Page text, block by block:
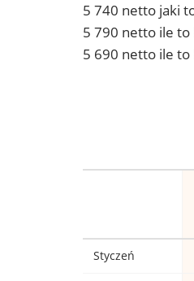
5 740 netto jaki
5 790 netto ile
5 690 netto ile
Styczeń